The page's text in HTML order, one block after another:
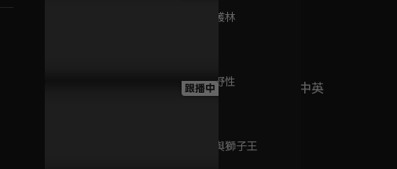
第6集 獅子叢林
第7集 萬獸野性
24分鐘
第8集 假面與獅子王
跟播中 今日免費版-空中英